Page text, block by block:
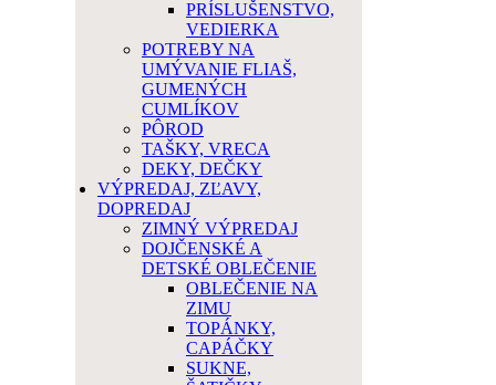
PRÍSLUŠENSTVO,
VEDIERKA
POTREBY NA
UMÝVANIE FLIAŠ,
GUMENÝCH
CUMLÍKOV
PÔROD
TAŠKY, VRECA
DEKY, DEČKY
VÝPREDAJ, ZĽAVY,
DOPREDAJ
ZIMNÝ VÝPREDAJ
DOJČENSKÉ A
DETSKÉ OBLEČENIE
OBLEČENIE NA
ZIMU
TOPÁNKY,
CAPÁČKY
SUKNE,